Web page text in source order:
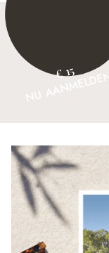
€ 15
NU AANMELDEN